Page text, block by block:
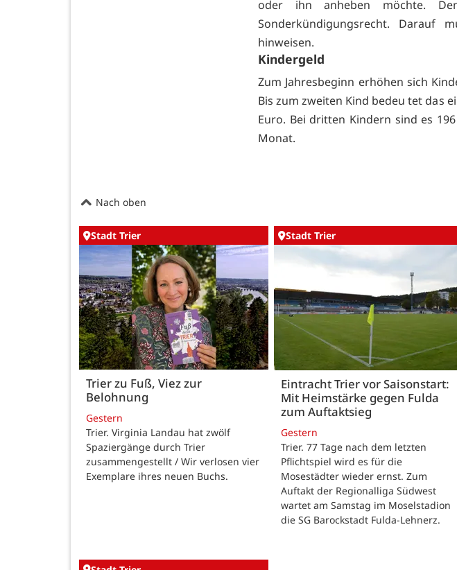
oder ihn anheben möchte.
Sonderkündigungsrecht. Darauf
hinweisen.
Kindergeld
Zum Jahresbeginn erhöhen sich
Bis zum zweiten Kind bedeu tet das
Euro. Bei dritten Kindern sind es
Monat.
Nach oben
Stadt Trier
Trier zu Fuß, Viez zur
Belohnung
Gestern
Trier. Virginia Landau hat zwölf
Spaziergänge durch Trier
zusammengestellt / Wir verlosen vier
Exemplare ihres neuen Buchs.
Stadt Trier
Eintracht Trier vor Saisonstart:
Mit Heimstärke gegen Fulda
zum Auftaktsieg
Gestern
Trier. 77 Tage nach dem letzten
Pflichtspiel wird es für die
Mosestädter wieder ernst. Zum
Auftakt der Regionalliga Südwest
wartet am Samstag im Moselstadion
die SG Barockstadt Fulda-Lehnerz.